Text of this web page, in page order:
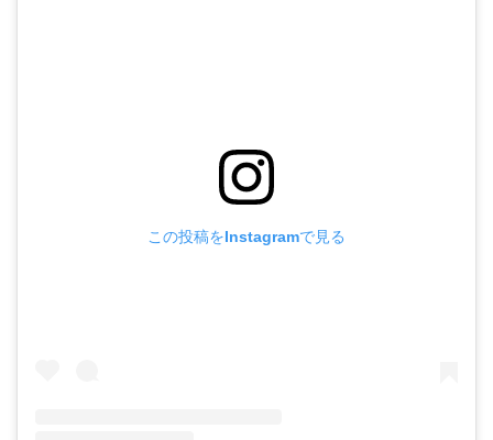
この投稿をInstagramで見る